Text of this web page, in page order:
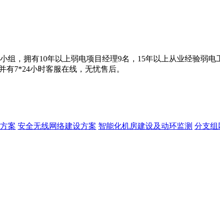
组，拥有10年以上弱电项目经理9名，15年以上从业经验弱
7*24小时客服在线，无忧售后。
案 安全无线网络建设方案 智能化机房建设及动环监测 分支组